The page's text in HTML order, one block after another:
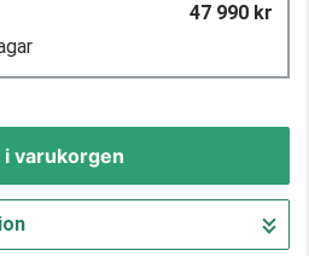
47 990 kr
i varukorgen
till kassan